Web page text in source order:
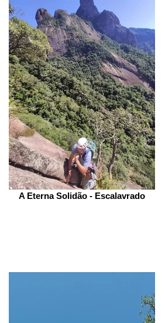
A Eterna Solidão - Escalavrado